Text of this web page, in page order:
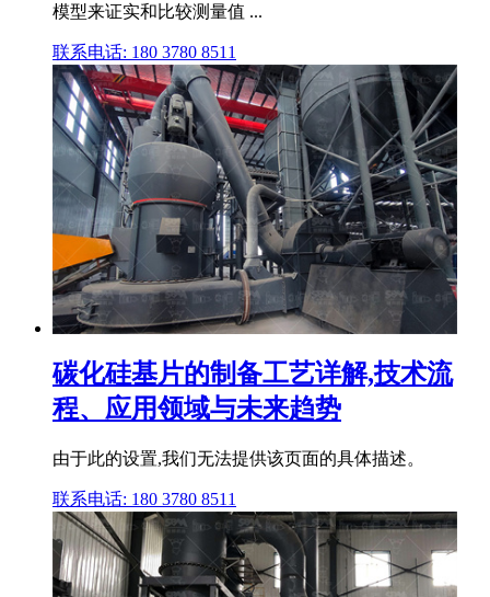
模型来证实和比较测量值 ...
联系电话: 180 3780 8511
碳化硅基片的制备工艺详解,技术流
程、应用领域与未来趋势
由于此的设置,我们无法提供该页面的具体描述。
联系电话: 180 3780 8511